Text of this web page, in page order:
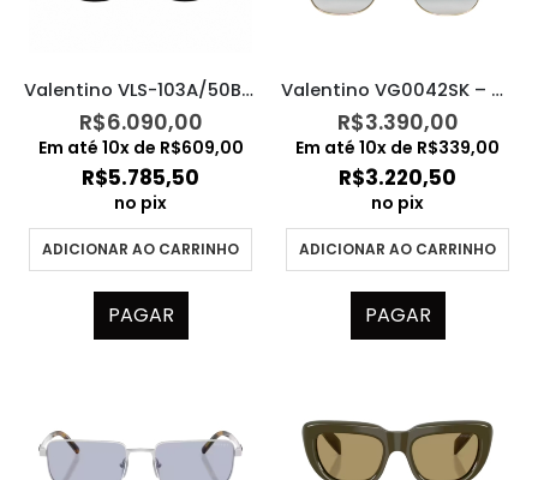
Valentino VLS-103A/50BLK-GLD/CAT3
R$6.090,00
Em até 10x de R$609,00
R$5.785,50
no pix
ADICIONAR AO CARRINHO
PAGAR
Valentino VG0042SK – 001
R$3.390,00
Em até 10x de R$339,00
R$3.220,50
no pix
ADICIONAR AO CARRINHO
PAGAR